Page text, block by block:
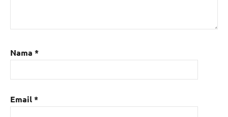
Nama *
Email*